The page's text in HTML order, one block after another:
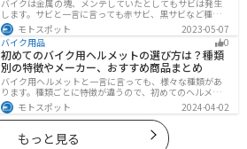
バイクは金属の塊、メンテしていたとしてもサビは発生
します。サビと一言に言っても赤サビ、黒サビなど種類
があります。サビごとに有効なサビ落とし剤は違うの
で、正しいサビ落とし剤を使う必要があります。この記
事ではサビの種類から対処法、オススメのサビ取り剤を
まとめました。
モトスポット
2023-05-07
バイク用品
0
初めてのバイク用ヘルメットの選び方は？種類
別の特徴やメーカー、おすすめ商品まとめ
バイク用ヘルメットと一言に言っても、様々な種類があ
ります。種類ごとに特徴が違うので、初めてのヘルメッ
ト選びで失敗しないように、しっかりと理解して選ぶよ
うにしましょう。この記事では、特徴やメリットデメリ
ット、有名メーカーなど初心者が知っておくべきことを
まとめました。
モトスポット 2024-04-02
もっと見る